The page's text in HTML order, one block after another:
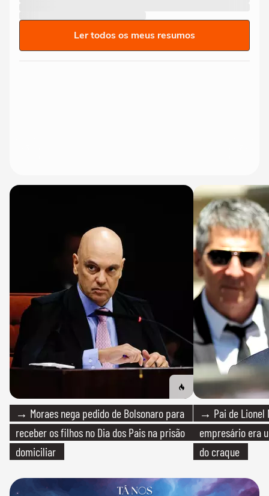
Ler todos os meus resumos
→ Moraes nega pedido de Bolsonaro para
receber os filhos no Dia dos Pais na prisão
domiciliar
→ Pai de Lionel
empresário era
do craque